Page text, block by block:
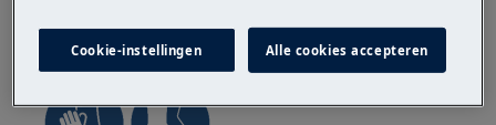
WAARSCHUWING! GEVAAR VOOR LETSEL
Cookie-instellingen Alle cookies accepteren